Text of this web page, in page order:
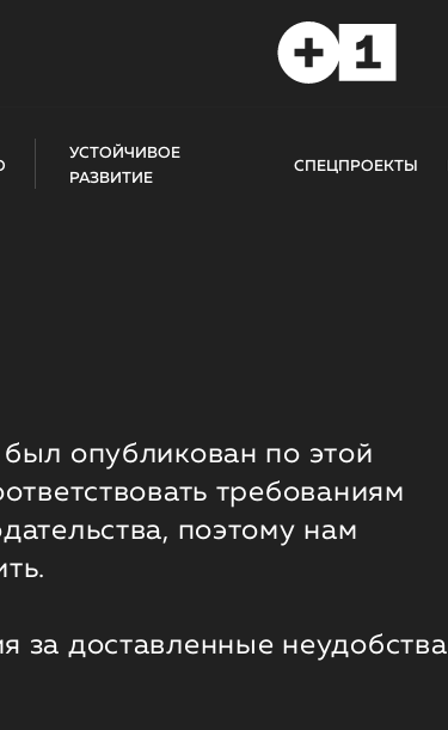
УСТОЙЧИВОЕ
РАЗВИТИЕ
СПЕЦПРОЕКТЫ
опубликован по этой
требованиям
поэтому нам
за доставленные неудобства